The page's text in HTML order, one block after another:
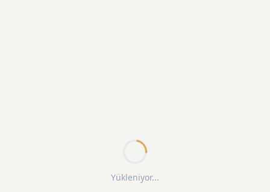
Yükleniyor...